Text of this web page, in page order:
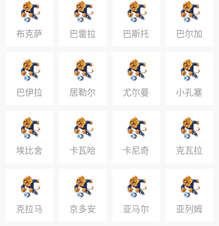
布克萨 巴雷拉 巴斯托
尼
巴尔加
斯
巴伊拉
米
居勒尔 尤尔曼
德
小孔塞
桑
埃比舍
尔
卡瓦哈
尔
卡尼奇
尼克
克瓦拉
茨赫利
亚
克拉马
京多安 亚马尔 亚列姆